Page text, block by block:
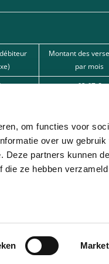
om functies voor
over uw gebruik
partners kunnen
ze hebben
Montant des
par mois
62,67 €
166,22 € 
de crédit (agent à
Cette option est réservée